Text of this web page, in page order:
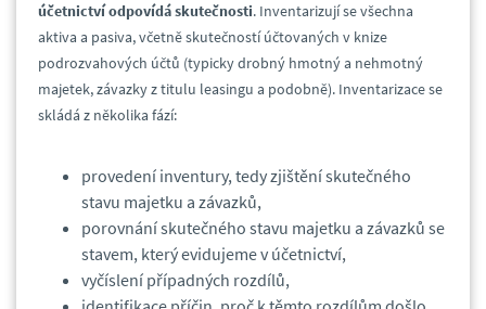
účetnictví odpovídá skutečnosti. Inventarizují se všechna
aktiva a pasiva, včetně skutečností účtovaných v knize
podrozvahových účtů (typicky drobný hmotný a nehmotný
majetek, závazky z titulu leasingu a podobně). Inventarizace se
skládá z několika fází:
provedení inventury, tedy zjištění skutečného
stavu majetku a závazků,
porovnání skutečného stavu majetku a závazků se
stavem, který evidujeme v účetnictví,
vyčíslení případných rozdílů,